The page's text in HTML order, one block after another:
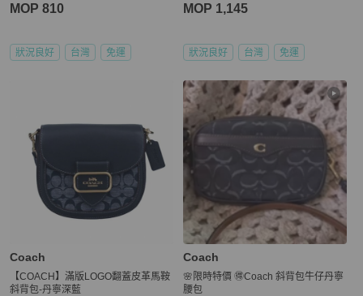
MOP 810
狀況良好 台灣 免運
MOP 1,145
狀況良好 台灣 免運
Coach
【COACH】滿版LOGO翻蓋皮革馬鞍
斜背包-丹寧深藍
Coach
🌸限時特價 🉐Coach 斜背包牛仔丹寧
腰包